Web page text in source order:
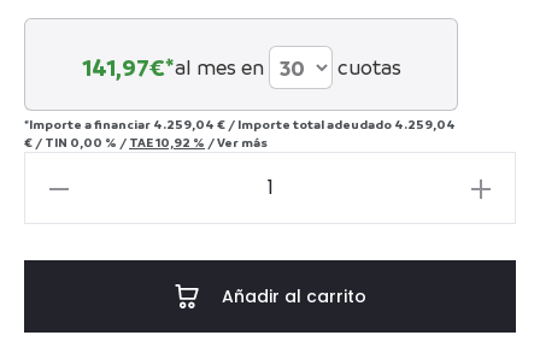
141,97€*al mes en cuotas
*Importe a financiar 4.259,04 € / Importe total adeudado 4.259,04
€ / TIN 0,00 % / TAE10,92 % /Ver más
Añadir al carrito